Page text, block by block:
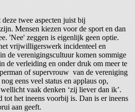
twee aspecten juist bij
Mensen kiezen voor de sport en dan
'Nee' zeggen is eigenlijk geen optie.
vrijwilligerswerk incidenteel en
de verenigingscultuur komen sommige
de verleiding en onder druk om meer te
of supervrouw van de vereniging
eens veel status en applaus op,
vaak denken ‘zij liever dan ik’.
tot het ineens voorbij is. Dan is er ineens
aan geeft.